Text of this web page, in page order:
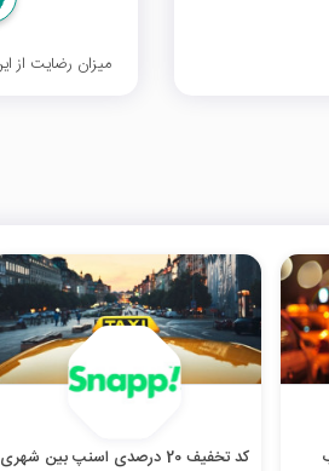
میزان رضایت از
کد تخفیف 20 درصدی اسنپ بین شهری